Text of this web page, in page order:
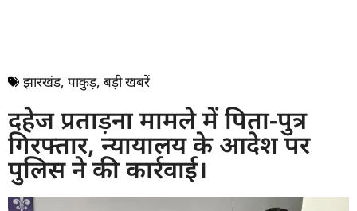
झारखंड, पाकुड़, बड़ी खबरें
दहेज प्रताड़ना मामले में पिता-पुत्र
गिरफ्तार, न्यायालय के आदेश पर
पुलिस ने की कार्रवाई।